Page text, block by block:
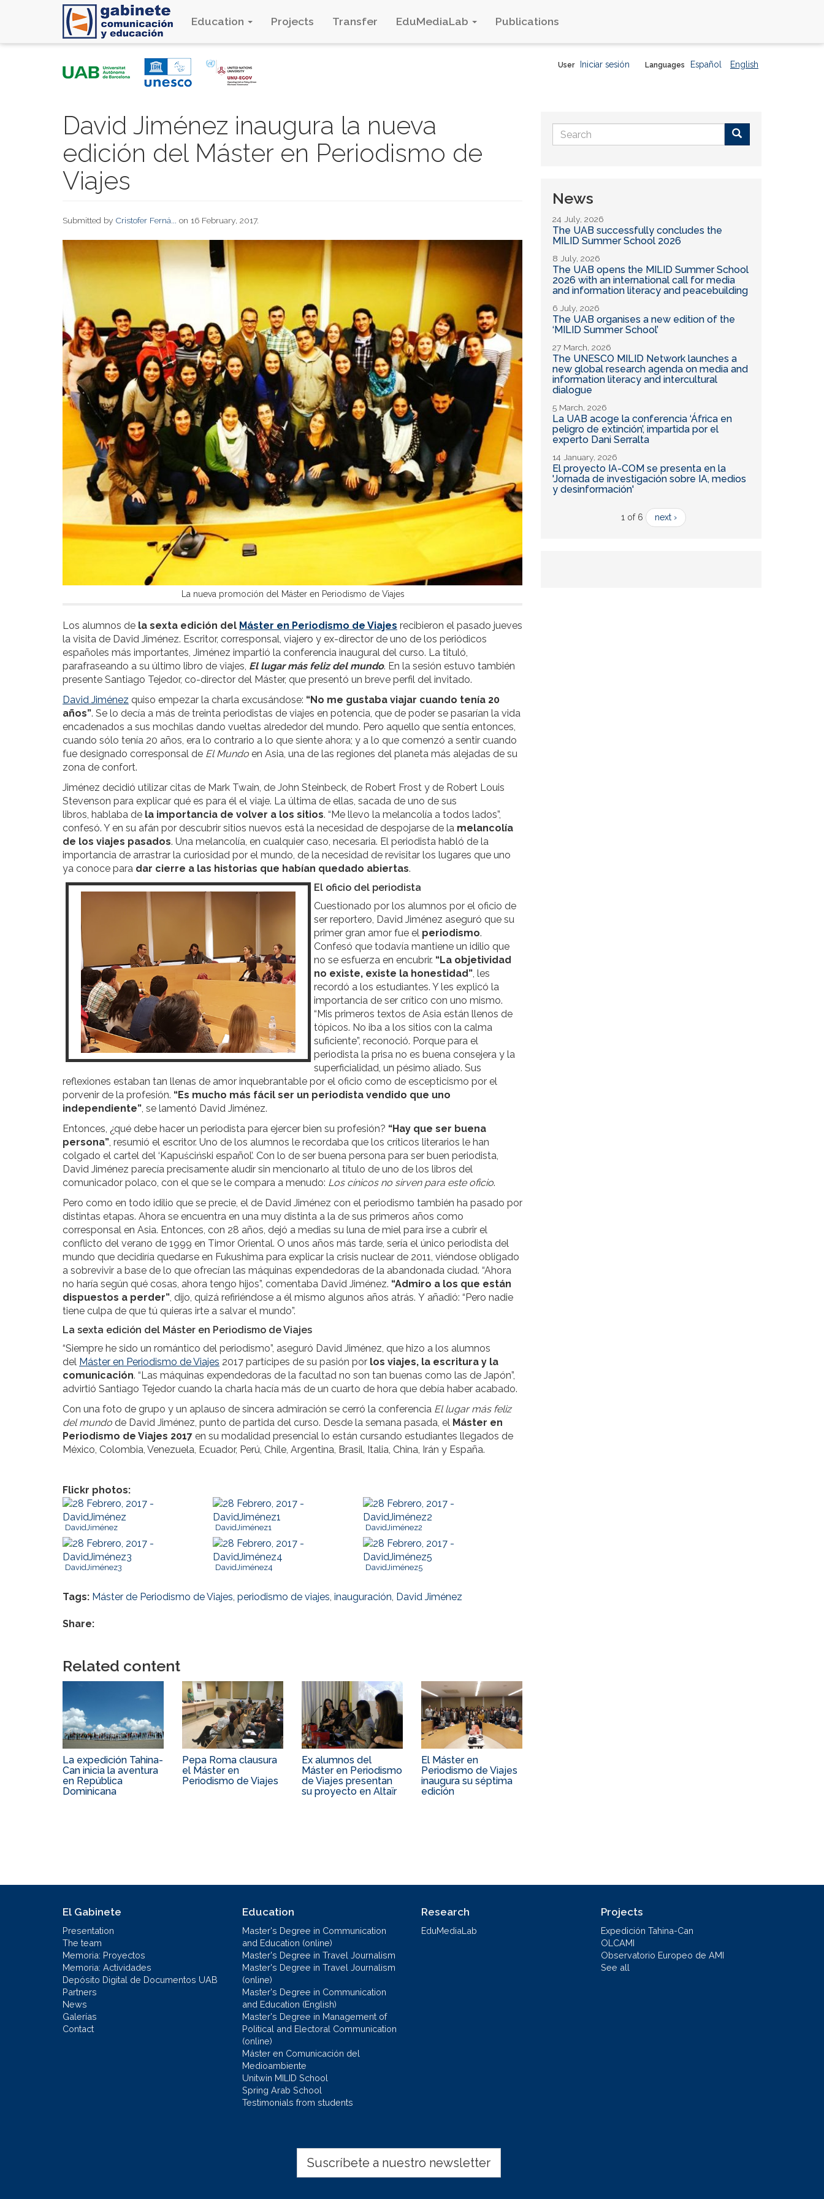
Education Projects Transfer EduMediaLab Publications
Languages Español English
User Iniciar sesión
David Jiménez inaugura la nueva
edición del Máster en Periodismo de
Viajes
Submitted by Cristofer Ferná... on 16 February, 2017.
La nueva promoción del Máster en Periodismo de Viajes
Los alumnos de la sexta edición del Máster en Periodismo de Viajes recibieron el pasado jueves
la visita de David Jiménez. Escritor, corresponsal, viajero y ex-director de uno de los periódicos
españoles más importantes, Jiménez impartió la conferencia inaugural del curso. La tituló,
parafraseando a su último libro de viajes, El lugar más feliz del mundo. En la sesión estuvo también
presente Santiago Tejedor, co-director del Máster, que presentó un breve perfil del invitado.
David Jiménez quiso empezar la charla excusándose: “No me gustaba viajar cuando tenía 20
años”. Se lo decía a más de treinta periodistas de viajes en potencia, que de poder se pasarían la vida
encadenados a sus mochilas dando vueltas alrededor del mundo. Pero aquello que sentía entonces,
cuando sólo tenía 20 años, era lo contrario a lo que siente ahora; y a lo que comenzó a sentir cuando
fue designado corresponsal de El Mundo en Asia, una de las regiones del planeta más alejadas de su
zona de confort.
Jiménez decidió utilizar citas de Mark Twain, de John Steinbeck, de Robert Frost y de Robert Louis
Stevenson para explicar qué es para él el viaje. La última de ellas, sacada de uno de sus
libros, hablaba de la importancia de volver a los sitios. “Me llevo la melancolía a todos lados”,
confesó. Y en su afán por descubrir sitios nuevos está la necesidad de despojarse de la melancolía
de los viajes pasados. Una melancolía, en cualquier caso, necesaria. El periodista habló de la
importancia de arrastrar la curiosidad por el mundo, de la necesidad de revisitar los lugares que uno
ya conoce para dar cierre a las historias que habían quedado abiertas.
El oficio del periodista
Cuestionado por los alumnos por el oficio de
ser reportero, David Jiménez aseguró que su
primer gran amor fue el periodismo.
Confesó que todavía mantiene un idilio que
no se esfuerza en encubrir. “La objetividad
no existe, existe la honestidad”, les
recordó a los estudiantes. Y les explicó la
importancia de ser crítico con uno mismo.
“Mis primeros textos de Asia están llenos de
tópicos. No iba a los sitios con la calma
suficiente”, reconoció. Porque para el
periodista la prisa no es buena consejera y la
superficialidad, un pésimo aliado. Sus
reflexiones estaban tan llenas de amor inquebrantable por el oficio como de escepticismo por el
porvenir de la profesión. “Es mucho más fácil ser un periodista vendido que uno
independiente”, se lamentó David Jiménez.
Entonces, ¿qué debe hacer un periodista para ejercer bien su profesión? “Hay que ser buena
persona”, resumió el escritor. Uno de los alumnos le recordaba que los críticos literarios le han
colgado el cartel del ‘Kapuściński español’. Con lo de ser buena persona para ser buen periodista,
David Jiménez parecía precisamente aludir sin mencionarlo al título de uno de los libros del
comunicador polaco, con el que se le compara a menudo: Los cínicos no sirven para este oficio.
Pero como en todo idilio que se precie, el de David Jiménez con el periodismo también ha pasado por
distintas etapas. Ahora se encuentra en una muy distinta a la de sus primeros años como
corresponsal en Asia. Entonces, con 28 años, dejó a medias su luna de miel para irse a cubrir el
conflicto del verano de 1999 en Timor Oriental. O unos años más tarde, sería el único periodista del
mundo que decidiría quedarse en Fukushima para explicar la crisis nuclear de 2011, viéndose obligado
a sobrevivir a base de lo que ofrecían las máquinas expendedoras de la abandonada ciudad. “Ahora
no haría según qué cosas, ahora tengo hijos”, comentaba David Jiménez. “Admiro a los que están
dispuestos a perder”, dijo, quizá refiriéndose a él mismo algunos años atrás. Y añadió: “Pero nadie
tiene culpa de que tú quieras irte a salvar el mundo”.
La sexta edición del Máster en Periodismo de Viajes
“Siempre he sido un romántico del periodismo”, aseguró David Jiménez, que hizo a los alumnos
del Máster en Periodismo de Viajes 2017 partícipes de su pasión por los viajes, la escritura y la
comunicación. “Las máquinas expendedoras de la facultad no son tan buenas como las de Japón”,
advirtió Santiago Tejedor cuando la charla hacía más de un cuarto de hora que debía haber acabado.
Con una foto de grupo y un aplauso de sincera admiración se cerró la conferencia El lugar más feliz
del mundo de David Jiménez, punto de partida del curso. Desde la semana pasada, el Máster en
Periodismo de Viajes 2017 en su modalidad presencial lo están cursando estudiantes llegados de
México, Colombia, Venezuela, Ecuador, Perú, Chile, Argentina, Brasil, Italia, China, Irán y España.
Flickr photos:
DavidJiménez DavidJiménez1 DavidJiménez2
DavidJiménez3 DavidJiménez4 DavidJiménez5
Tags: Máster de Periodismo de Viajes, periodismo de viajes, inauguración, David Jiménez
Share:
Related content
La expedición Tahina-
Can inicia la aventura
en República
Dominicana
Pepa Roma clausura
el Máster en
Periodismo de Viajes
Ex alumnos del
Máster en Periodismo
de Viajes presentan
su proyecto en Altaïr
El Máster en
Periodismo de Viajes
inaugura su séptima
edición
Search
form
News
24 July, 2026
The UAB successfully concludes the
MILID Summer School 2026
8 July, 2026
The UAB opens the MILID Summer School
2026 with an international call for media
and information literacy and peacebuilding
6 July, 2026
The UAB organises a new edition of the
‘MILID Summer School’
27 March, 2026
The UNESCO MILID Network launches a
new global research agenda on media and
information literacy and intercultural
dialogue
5 March, 2026
La UAB acoge la conferencia ‘África en
peligro de extinción’, impartida por el
experto Dani Serralta
14 January, 2026
El proyecto IA-COM se presenta en la
'Jornada de investigación sobre IA, medios
y desinformación'
1 of 6 next ›
El Gabinete
Presentation
The team
Memoria: Proyectos
Memoria: Actividades
Depósito Digital de Documentos UAB
Partners
News
Galerías
Contact
Education
Master's Degree in Communication
and Education (online)
Master's Degree in Travel Journalism
Master's Degree in Travel Journalism
(online)
Master's Degree in Communication
and Education (English)
Master's Degree in Management of
Political and Electoral Communication
(online)
Máster en Comunicación del
Medioambiente
Unitwin MILID School
Spring Arab School
Testimonials from students
Research
EduMediaLab
Projects
Expedición Tahina-Can
OLCAMI
Observatorio Europeo de AMI
See all
Suscríbete a nuestro newsletter